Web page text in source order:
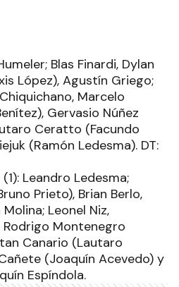
Blas Finardi, Dylan
López), Agustín Griego;
Marcelo
Gervasio Núñez
Ceratto (Facundo
(Ramón Ledesma). DT:
Leandro Ledesma;
Prieto), Brian Berlo,
Leonel Niz,
Rodrigo Montenegro
Canario (Lautaro
(Joaquín Acevedo) y
Espíndola.